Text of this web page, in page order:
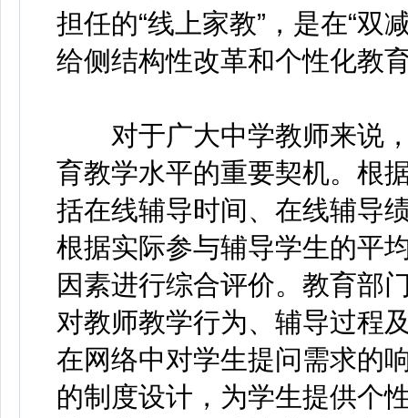
担任的“线上家教”，是在“双
给侧结构性改革和个性化教
对于广大中学教师来说，
育教学水平的重要契机。根
括在线辅导时间、在线辅导
根据实际参与辅导学生的平
因素进行综合评价。教育部
对教师教学行为、辅导过程
在网络中对学生提问需求的
的制度设计，为学生提供个